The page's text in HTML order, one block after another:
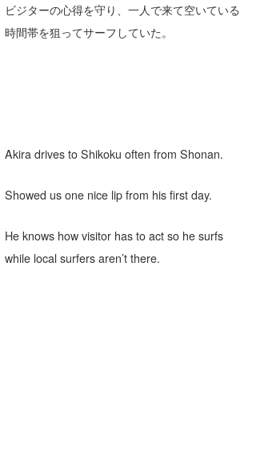
ビジターの心得を守り、一人で来て空いている
時間帯を狙ってサーフしていた。
Akira drives to Shikoku often from Shonan.
Showed us one nice lip from his first day.
He knows how visitor has to act so he surfs
while local surfers aren’t there.